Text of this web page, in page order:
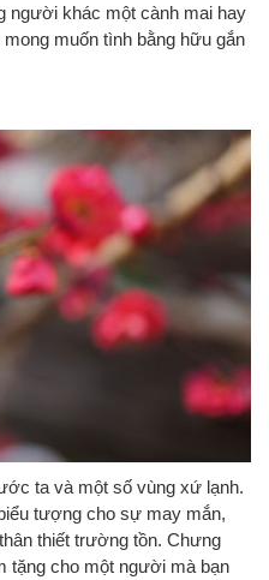
người khác một cành mai hay
muốn tình bằng hữu gắn
ta và một số vùng xứ lạnh.
tượng cho sự may mắn,
thiết trường tồn. Chưng
tặng cho một người mà bạn